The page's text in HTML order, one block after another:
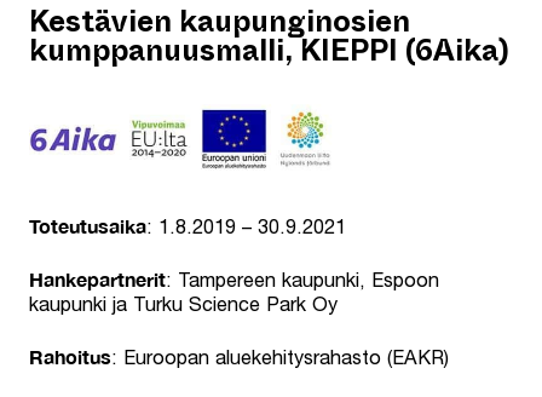
Kestävien kaupunginosien
kumppanuusmalli, KIEPPI (6Aika)
Toteutusaika: 1.8.2019 – 30.9.2021
Hankepartnerit: Tampereen kaupunki, Espoon
kaupunki ja Turku Science Park Oy
Rahoitus: Euroopan aluekehitysrahasto (EAKR)